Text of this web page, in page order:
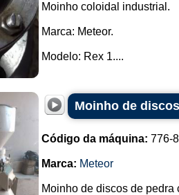
Moinho coloidal industrial.
Marca: Meteor.
Modelo: Rex 1....
Moinho de
Código da máquina: 776-
Marca: Meteor
Moinho de discos de pedra